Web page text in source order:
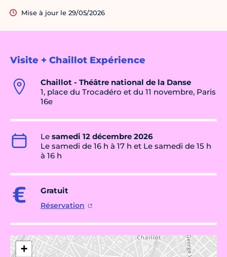
Visite + Chaillot Expérience
Chaillot - Théâtre national de la Danse
1, place du Trocadéro et du 11 novembre, Paris
16e
Le samedi 12 décembre 2026
Le samedi de 16 h à 17 h et Le samedi de 15 h
à 16 h
Gratuit
Réservation
+
Mise à jour le 29/05/2026